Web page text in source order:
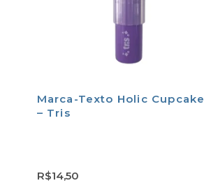
Marca-Texto Holic Cupcake
– Tris
R$14,50